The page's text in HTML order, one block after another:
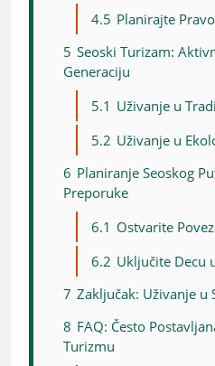
4.5 Planirajte
5 Seoski Turizam:
Generaciju
5.1 Uživanje u
5.2 Uživanje u
6 Planiranje Seoskog
Preporuke
6.1 Ostvarite
6.2 Uključite Decu
7 Zaključak: Uživanje u
8 FAQ: Često
Turizmu